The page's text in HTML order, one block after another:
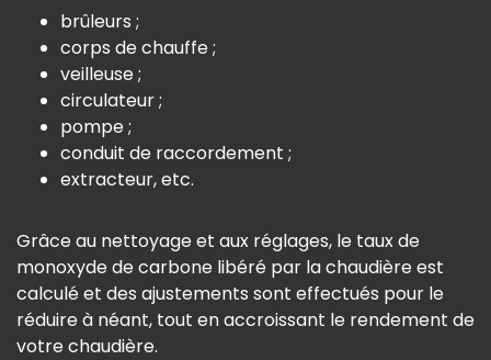
brûleurs ;
corps de chauffe ;
veilleuse ;
circulateur ;
pompe ;
conduit de raccordement ;
extracteur, etc.
Grâce au nettoyage et aux réglages, le taux de
monoxyde de carbone libéré par la chaudière est
calculé et des ajustements sont effectués pour le
réduire à néant, tout en accroissant le rendement de
votre chaudière.